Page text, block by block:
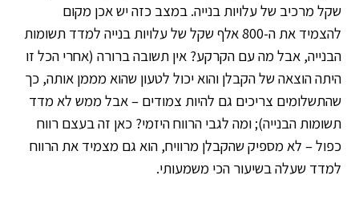
שקל מרכיב של עלויות בנייה. במצב כזה יש אכן מקום
להצמיד את ה-800 אלף שקל של עלויות בנייה למדד תשומות
הבנייה, אבל מה עם הקרקע? אין תשובה ברורה (אחרי הכל זו
היתה הוצאה של הקבלן והוא יכול לטעון שהוא מממן אותה, כך
שהתשלומים צריכים גם להיות צמודים – אבל ממש לא מדד
תשומות הבנייה); ומה לגבי הרווח היזמי? כאן זה בעצם רווח
כפול – לא מספיק שהקבלן מרוויח, הוא גם מצמיד את הרווח
למדד שעלה בשיעור הכי משמעותי.